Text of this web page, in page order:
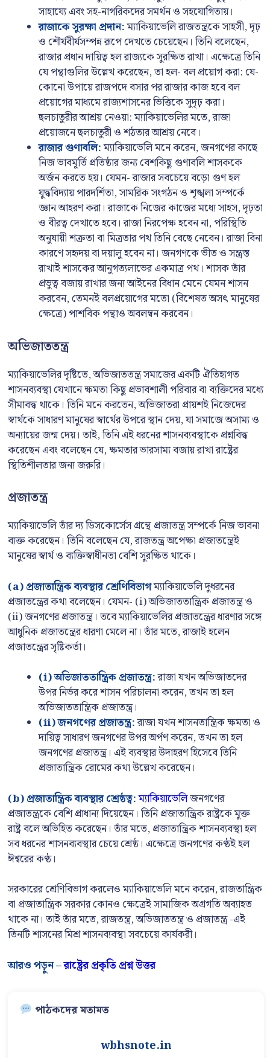
সাহায্যে এবং সহ-নাগরিকদের সমর্থন ও সহযোগিতায়।
রাজাকে সুরক্ষা প্রদান:ম্যাকিয়াভেলি রাজতন্ত্রকে সাহসী, দৃঢ়
ও শৌর্যবীর্যসম্পন্ন রূপে দেখতে চেয়েছেন। তিনি বলেছেন,
রাজার প্রধান দায়িত্ব হল রাজ্যকে সুরক্ষিত রাখা। এক্ষেত্রে তিনি
যে পন্থাগুলির উল্লেখ করেছেন, তা হল- বল প্রয়োগ করা: যে-
কোনো উপায়ে রাজপদে বসার পর রাজার কাজ হবে বল
প্রয়োগের মাধ্যমে রাজ্যশাসনের ভিত্তিকে সুদৃঢ় করা।
ছলচাতুরীর আশ্রয় নেওয়া: ম্যাকিয়াভেলির মতে, রাজা
প্রয়োজনে ছলচাতুরী ও শঠতার আশ্রয় নেবে।
রাজার গুণাবলি:ম্যাকিয়াভেলি মনে করেন, জনগণের কাছে
নিজ ভাবমূর্তি প্রতিষ্ঠার জন্য বেশকিছু গুণাবলি শাসককে
অর্জন করতে হয়। যেমন- রাজার সবচেয়ে বড়ো গুণ হল
যুদ্ধবিদ্যায় পারদর্শিতা, সামরিক সংগঠন ও শৃঙ্খলা সম্পর্কে
জ্ঞান আহরণ করা। রাজাকে নিজের কাজের মধ্যে সাহস, দৃঢ়তা
ও বীরত্ব দেখাতে হবে। রাজা নিরপেক্ষ হবেন না, পরিস্থিতি
অনুযায়ী শত্রুতা বা মিত্রতার পথ তিনি বেছে নেবেন। রাজা বিনা
কারণে সহৃদয় বা দয়ালু হবেন না। জনগণকে ভীত ও সন্ত্রস্ত
রাখাই শাসকের আনুগত্যলাভের একমাত্র পথ। শাসক তাঁর
প্রভুত্ব বজায় রাখার জন্য আইনের বিধান মেনে যেমন শাসন
করবেন, তেমনই বলপ্রয়োগের মতো (বিশেষত অসৎ মানুষের
ক্ষেত্রে) পাশবিক পন্থাও অবলম্বন করবেন।
অভিজাততন্ত্র
ম্যাকিয়াভেলির দৃষ্টিতে, অভিজাততন্ত্র সমাজের একটি ঐতিহ্যগত
শাসনব্যবস্থা যেখানে ক্ষমতা কিছু প্রভাবশালী পরিবার বা ব্যক্তিদের মধ্যে
সীমাবদ্ধ থাকে। তিনি মনে করতেন, অভিজাতরা প্রায়শই নিজেদের
স্বার্থকে সাধারণ মানুষের স্বার্থের উপরে স্থান দেয়, যা সমাজে অসাম্য ও
অন্যায়ের জন্ম দেয়। তাই, তিনি এই ধরনের শাসনব্যবস্থাকে প্রশ্নবিদ্ধ
করেছেন এবং বলেছেন যে, ক্ষমতার ভারসাম্য বজায় রাখা রাষ্ট্রের
স্থিতিশীলতার জন্য জরুরি।
প্রজাতন্ত্র
ম্যাকিয়াভেলি তাঁর দ্য ডিসকোর্সেস গ্রন্থে প্রজাতন্ত্র সম্পর্কে নিজ ভাবনা
ব্যক্ত করেছেন। তিনি বলেছেন যে, রাজতন্ত্র অপেক্ষা প্রজাতন্ত্রেই
মানুষের স্বার্থ ও ব্যক্তিস্বাধীনতা বেশি সুরক্ষিত থাকে।
(a) প্রজাতান্ত্রিক ব্যবস্থার শ্রেণিবিভাগম্যাকিয়াভেলি দুধরনের
প্রজাতন্ত্রের কথা বলেছেন। যেমন- (i) অভিজাততান্ত্রিক প্রজাতন্ত্র ও
(ii) জনগণের প্রজাতন্ত্র। তবে ম্যাকিয়াভেলির প্রজাতন্ত্রের ধারণার সঙ্গে
আধুনিক প্রজাতন্ত্রের ধারণা মেলে না। তাঁর মতে, রাজাই হলেন
প্রজাতন্ত্রের সৃষ্টিকর্তা।
(i) অভিজাততান্ত্রিক প্রজাতন্ত্র:রাজা যখন অভিজাতদের
উপর নির্ভর করে শাসন পরিচালনা করেন, তখন তা হল
অভিজাততান্ত্রিক প্রজাতন্ত্র।
(ii) জনগণের প্রজাতন্ত্র:রাজা যখন শাসনতান্ত্রিক ক্ষমতা ও
দায়িত্ব সাধারণ জনগণের উপর অর্পণ করেন, তখন তা হল
জনগণের প্রজাতন্ত্র। এই ব্যবস্থার উদাহরণ হিসেবে তিনি
প্রজাতান্ত্রিক রোমের কথা উল্লেখ করেছেন।
(b) প্রজাতান্ত্রিক ব্যবস্থার শ্রেষ্ঠত্ব:ম্যাকিয়াভেলিজনগণের
প্রজাতন্ত্রকে বেশি প্রাধান্য দিয়েছেন। তিনি প্রজাতান্ত্রিক রাষ্ট্রকে মুক্ত
রাষ্ট্র বলে অভিহিত করেছেন। তাঁর মতে, প্রজাতান্ত্রিক শাসনব্যবস্থা হল
সব ধরনের শাসনব্যবস্থার চেয়ে শ্রেষ্ঠ। এক্ষেত্রে জনগণের কণ্ঠই হল
ঈশ্বরের কণ্ঠ।
সরকারের শ্রেণিবিভাগ করলেও ম্যাকিয়াভেলি মনে করেন, রাজতান্ত্রিক
বা প্রজাতান্ত্রিক সরকার কোনও ক্ষেত্রেই সামাজিক অগ্রগতি অব্যাহত
থাকে না। তাই তাঁর মতে, রাজতন্ত্র, অভিজাততন্ত্র ও প্রজাতন্ত্র -এই
তিনটি শাসনের মিশ্র শাসনব্যবস্থা সবচেয়ে কার্যকরী।
আরও পড়ুন –রাষ্ট্রের প্রকৃতি প্রশ্ন উত্তর
পাঠকদের মতামত
wbhsnote.in